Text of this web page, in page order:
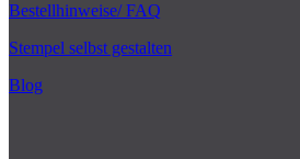
Bestellhinweise/ FAQ
Stempel selbst gestalten
Blog